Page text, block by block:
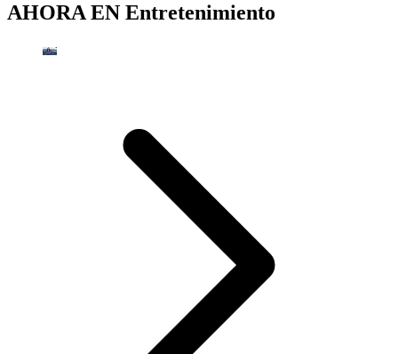
AHORA EN Entretenimiento